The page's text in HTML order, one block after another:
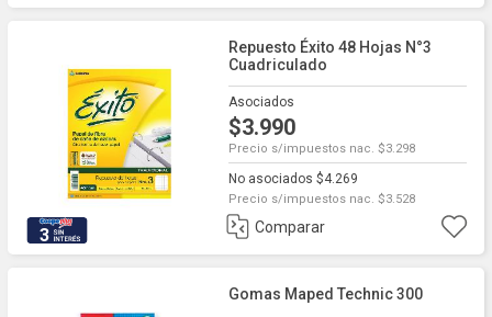
3
Repuesto Éxito 48 Hojas N°3
Cuadriculado
Asociados
$3.990
Precio s/impuestos nac. $3.298
No asociados $4.269
Precio s/impuestos nac. $3.528
Comparar
Gomas Maped Technic 300